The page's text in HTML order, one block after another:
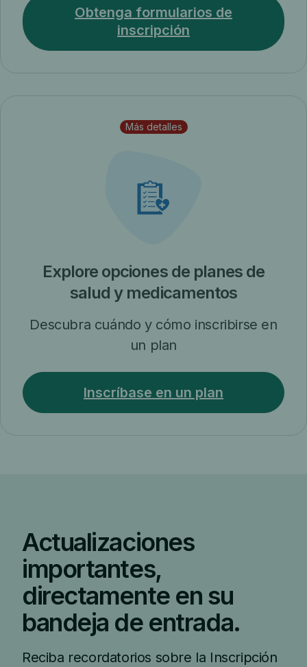
Obtenga formularios de
inscripción
Más detalles
Explore opciones de planes de
salud y medicamentos
Descubra cuándo y cómo inscribirse en
un plan
Inscríbase en un plan
Actualizaciones
importantes,
directamente en su
bandeja de entrada.
Reciba recordatorios sobre la Inscripción